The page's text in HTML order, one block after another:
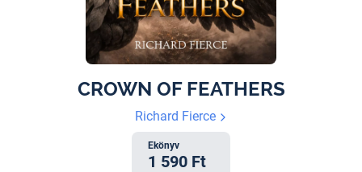
CROWN OF FEATHERS
Richard Fierce
Ekönyv
1 590 Ft